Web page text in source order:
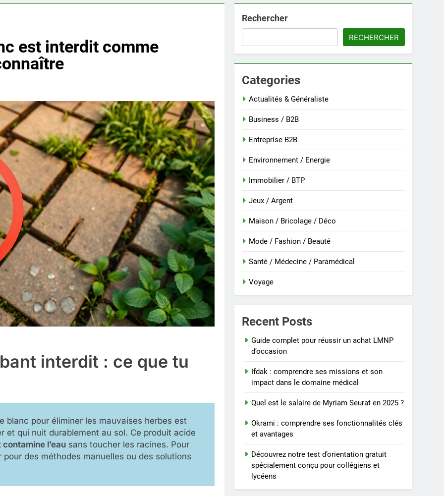
4 Mois Ago
gratuit spécialement conçu pour collégiens et lycéens
à connaître en 2025
5 Mois Ago
gunnii pour votre jardin
plainte : comprendre les seuils à connaître
le jardin sans monticule apparaissent et comment les traiter
est interdit comme
interdit : ce que tu
blanc pour éliminer les mauvaises herbes est
et qui nuit durablement au sol. Ce produit acide
l’eau sans toucher les racines. Pour
des méthodes manuelles ou des solutions
Rechercher
RECHERCHER
Categories
Actualités & Généraliste
Business / B2B
Entreprise B2B
Environnement / Energie
Immobilier / BTP
Jeux / Argent
Maison / Bricolage / Déco
Mode / Fashion / Beauté
Santé / Médecine / Paramédical
Voyage
Recent Posts
Guide complet pour réussir un achat LMNP
d’occasion
Ifdak : comprendre ses missions et son
impact dans le domaine médical
Quel est le salaire de Myriam Seurat en 2025 ?
Okrami : comprendre ses fonctionnalités clés
et avantages
Découvrez notre test d’orientation gratuit
spécialement conçu pour collégiens et
lycéens